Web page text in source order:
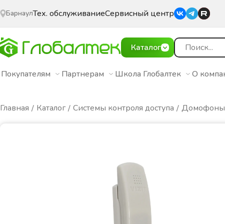
БарнаулТех. обслуживаниеСервисный центр
Каталог
Покупателям Партнерам Школа Глобалтек О
Главная Каталог Системы контроля доступа Домофоны